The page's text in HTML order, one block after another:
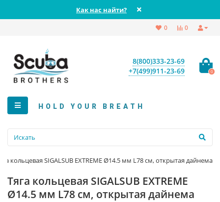
Как нас найти?
0
0
8(800)333-23-69
+7(499)911-23-69
0
HOLD YOUR BREATH
кольцевая SIGALSUB EXTREME Ø14.5 мм L78 см, открытая дайнема
Тяга кольцевая SIGALSUB EXTREME
Ø14.5 мм L78 см, открытая дайнема